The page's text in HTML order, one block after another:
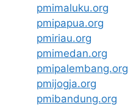
pmimaluku.org
pmipapua.org
pmiriau.org
pmimedan.org
pmipalembang.org
pmijogja.org
pmibandung.org